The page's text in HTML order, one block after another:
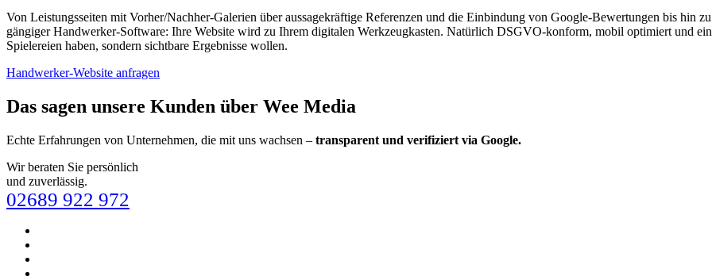
Von Leistungsseiten mit Vorher/Nachher-Galerien über aussagekräftige Referenzen und die Einbindung von Google-Bewertungen bis hin
gängiger Handwerker-Software: Ihre Website wird zu Ihrem digitalen Werkzeugkasten. Natürlich DSGVO-konform, mobil optimiert und
Spielereien haben, sondern sichtbare Ergebnisse wollen.
Handwerker-Website anfragen
Das sagen unsere Kunden über Wee Media
Echte Erfahrungen von Unternehmen, die mit uns wachsen – transparent und verifiziert via Google.
Wir beraten Sie persönlich
und zuverlässig.
02689 922 972